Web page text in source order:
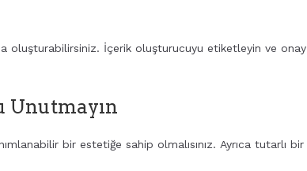
oluşturabilirsiniz. İçerik oluşturucuyu etiketleyin ve onay
Unutmayın
bir estetiğe sahip olmalısınız. Ayrıca tutarlı bir